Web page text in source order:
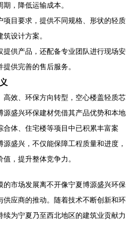
，降低运输成本。
项目要求，提供不同规格、形状的轻质
设计方案。
提供产品，还配备专业团队进行现场安
供完善的售后服务。
高效、环保方向转型，空心楼盖轻质芯
源盛兴环保建材凭借其产品优势和本地
合体、住宅楼等项目中已积累丰富案
盛兴，不仅能保障工程质量和进度，
，提升整体竞争力。
的市场发展离不开像宁夏博源盛兴环保
供应商的推动。随着技术不断创新和环
为宁夏乃至西北地区的建筑业贡献力